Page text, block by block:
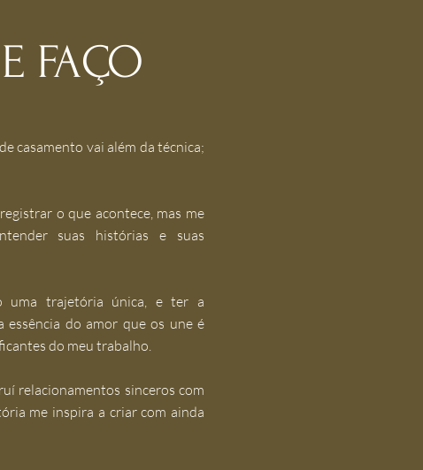
FAÇO
casamento vai além da técnica;
o que acontece, mas me
suas histórias e suas
uma trajetória única, e ter a
do amor que os une é
do meu trabalho.
relacionamentos sinceros com
me inspira a criar com ainda